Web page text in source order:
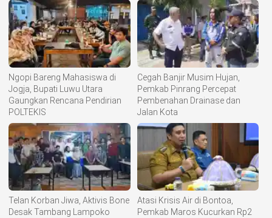
Ngopi Bareng Mahasiswa di
Jogja, Bupati Luwu Utara
Gaungkan Rencana Pendirian
POLTEKIS
Cegah Banjir Musim Hujan,
Pemkab Pinrang Percepat
Pembenahan Drainase dan
Jalan Kota
Telan Korban Jiwa, Aktivis Bone
Desak Tambang Lampoko
Atasi Krisis Air di Bontoa,
Pemkab Maros Kucurkan Rp2